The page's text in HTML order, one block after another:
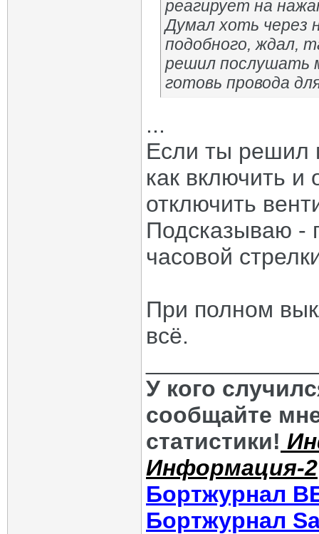
реагирует на
Думал хоть через
подобного, ждал,
решил послушать
готовь провода
...
Если ты решил
как включить и
отключить
Подсказываю -
часовой
При полном
всё.
У кого
сообщайте
статистики!
Информация-2
Бортжурнал
Бортжурнал